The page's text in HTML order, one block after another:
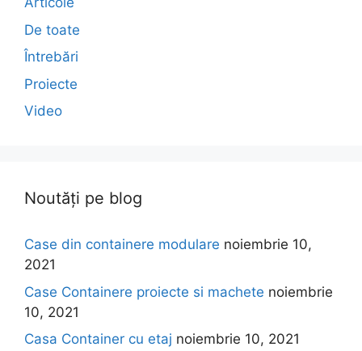
De toate
Întrebări
Proiecte
Video
Noutăți pe blog
Case din containere modulare noiembrie 10,
2021
Case Containere proiecte si machete noiembrie
10, 2021
Casa Container cu etaj noiembrie 10, 2021